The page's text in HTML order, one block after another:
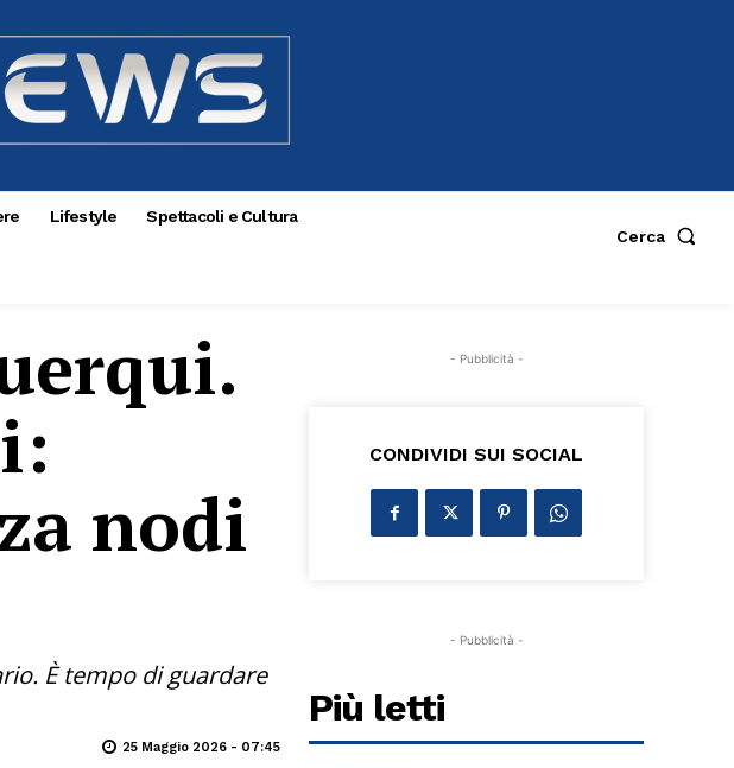
Lifestyle Spettacoli e Cultura
Cerca
nodi
È tempo di guardare
25 Maggio 2026 - 07:45
- Pubblicità -
CONDIVIDI SUI SOCIAL
- Pubblicità -
Più letti